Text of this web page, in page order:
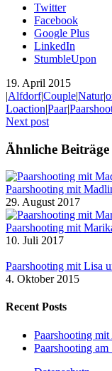
Twitter
Facebook
Google Plus
LinkedIn
StumbleUpon
19. April 2015
|Alfdorf|Couple|Natur|
Loaction|Paar|
Next post
Ähnliche Beiträge
Paarshooting mit
29. August 2017
Paarshooting mit
10. Juli 2017
Paarshooting mit Lisa
4. Oktober 2015
Recent Posts
Paarshooting
Paarshooting